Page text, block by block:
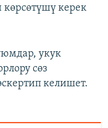
көрсөтүшү керек
укук
сөз
келишет.